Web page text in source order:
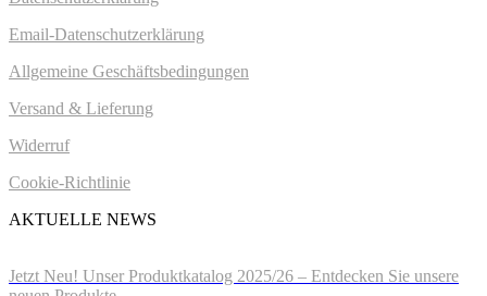
Email-Datenschutzerklärung
Allgemeine Geschäftsbedingungen
Versand & Lieferung
Widerruf
Cookie-Richtlinie
AKTUELLE NEWS
Jetzt Neu! Unser Produktkatalog 2025/26 – Entdecken Sie unsere